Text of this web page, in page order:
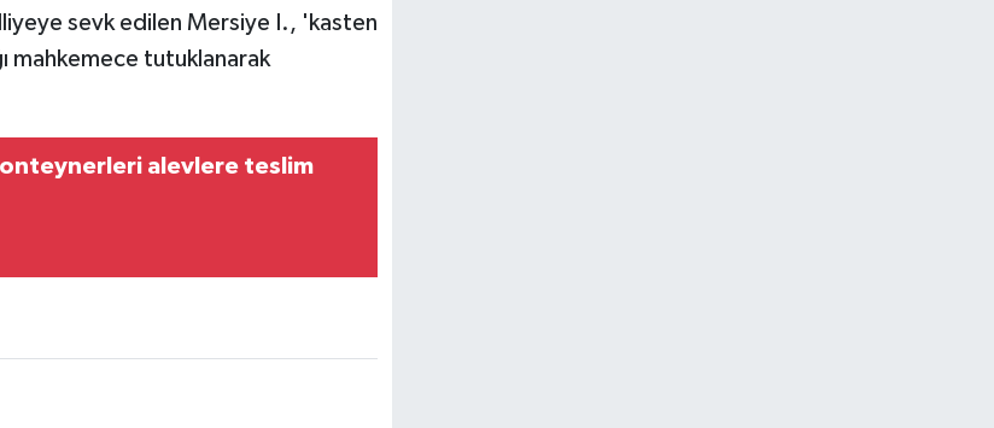
sevk edilen Mersiye I., 'kasten
mahkemece tutuklanarak
alevlere teslim